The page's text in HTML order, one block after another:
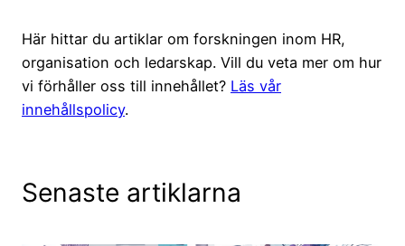
Här hittar du artiklar om forskningen inom HR,
organisation och ledarskap. Vill du veta mer om hur
vi förhåller oss till innehållet? Läs vår
innehållspolicy.
Senaste artiklarna